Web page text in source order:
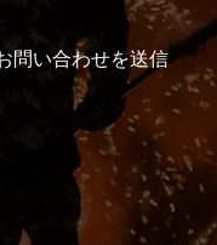
問い合わせを送信